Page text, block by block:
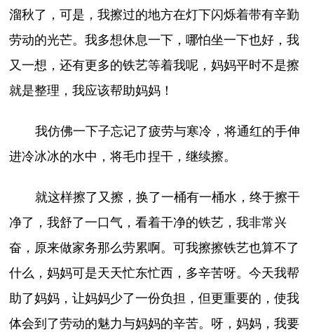
溜秋了，可是，我擦过的地方在灯下闪烁着带有辛勤
劳动的光芒。我多想休息一下，哪怕坐一下也好，我
又一想，还有更多的铁艺等着我呢，妈妈平时不是擦
就是整理，我应该帮助妈妈！
我仿佛一下子忘记了疲劳与寒冷，将通红的手伸
进冷冰冰的水中，将毛巾捏干，继续擦。
就这样擦了又擦，换了一桶有一桶水，终于擦干
净了，我舒了一口气，看着干净的铁艺，我非常兴
奋，原来做家务那么劳累啊。可我擦擦铁艺也算不了
什么，妈妈可是天天忙东忙西，多辛苦呀。今天我帮
助了妈妈，让妈妈少了一份负担，但更重要的，使我
体会到了劳动的魅力与妈妈的辛苦。呀，妈妈，我要